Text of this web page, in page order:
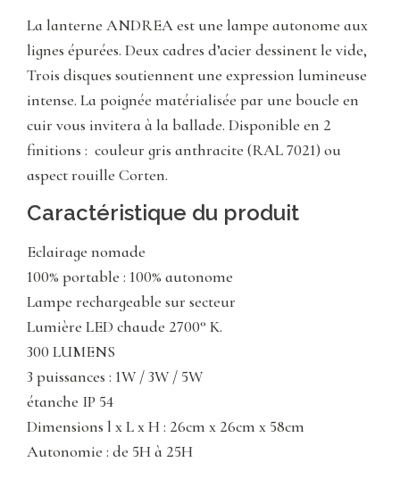
La lanterne ANDREA est une lampe autonome aux
lignes épurées. Deux cadres d’acier dessinent le vide,
Trois disques soutiennent une expression lumineuse
intense. La poignée matérialisée par une boucle en
cuir vous invitera à la ballade. Disponible en 2
finitions : couleur gris anthracite (RAL 7021) ou
aspect rouille Corten.
Caractéristique du produit
Eclairage nomade
100% portable : 100% autonome
Lampe rechargeable sur secteur
Lumière LED chaude 2700° K.
300 LUMENS
3 puissances : 1W / 3W / 5W
étanche IP 54
Dimensions l x L x H : 26cm x 26cm x 58cm
Autonomie : de 5H à 25H